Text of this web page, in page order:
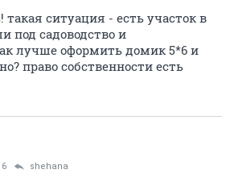
ситуация - есть участок в
под садоводство и
лучше оформить домик 5*6 и
право собственности есть
shehana